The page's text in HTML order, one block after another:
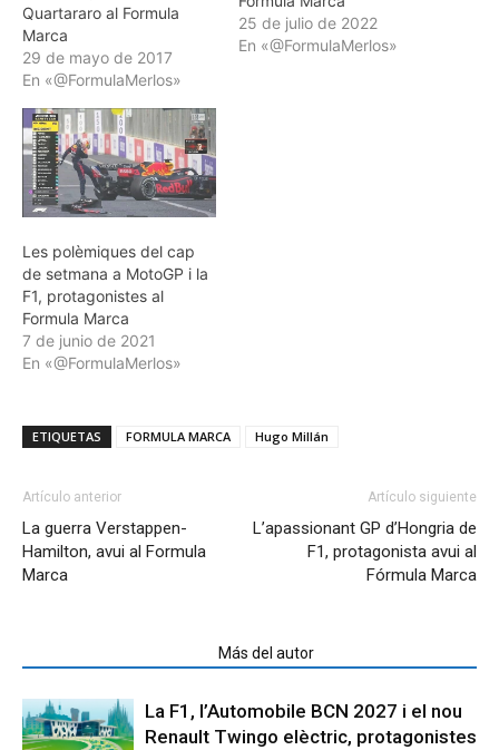
Quartararo al Formula
Marca
29 de mayo de 2017
En «@FormulaMerlos»
25 de julio de 2022
En «@FormulaMerlos»
Les polèmiques del cap
de setmana a MotoGP i la
F1, protagonistes al
Formula Marca
7 de junio de 2021
En «@FormulaMerlos»
ETIQUETAS FORMULA MARCA Hugo Millán
Artículo anterior
La guerra Verstappen-
Hamilton, avui al Formula
Marca
Artículo siguiente
L’apassionant GP d’Hongria de
F1, protagonista avui al
Fórmula Marca
Más del autor
La F1, l’Automobile BCN 2027 i el nou
Renault Twingo elèctric, protagonistes